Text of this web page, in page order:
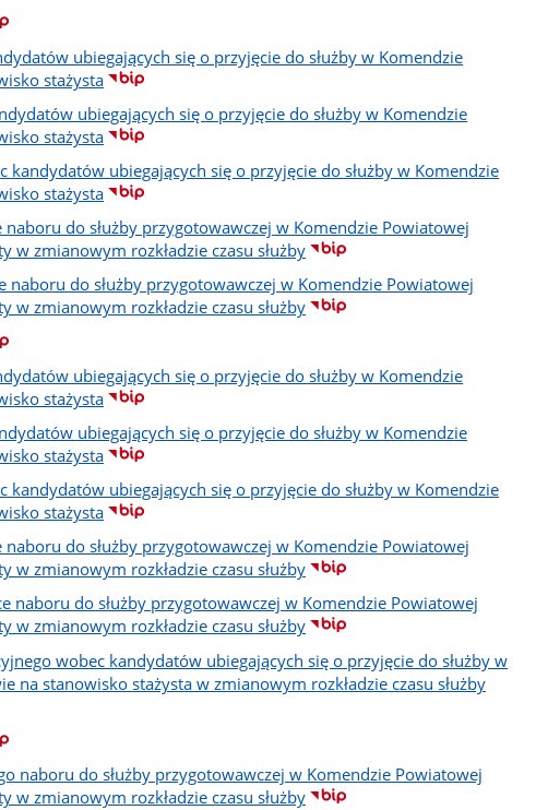
ubiegających się o przyjęcie do służby w Komendzie
stażysta
ubiegających się o przyjęcie do służby w Komendzie
stażysta
ubiegających się o przyjęcie do służby w Komendzie
stażysta
do służby przygotowawczej w Komendzie Powiatowej
w zmianowym rozkładzie czasu służby
do służby przygotowawczej w Komendzie Powiatowej
w zmianowym rozkładzie czasu służby
ubiegających się o przyjęcie do służby w Komendzie
stażysta
ubiegających się o przyjęcie do służby w Komendzie
stażysta
ubiegających się o przyjęcie do służby w Komendzie
stażysta
do służby przygotowawczej w Komendzie Powiatowej
w zmianowym rozkładzie czasu służby
naboru do służby przygotowawczej w Komendzie Powiatowej
w zmianowym rozkładzie czasu służby
wobec kandydatów ubiegających się o przyjęcie do służby w
stanowisko stażysta w zmianowym rozkładzie czasu służby
naboru do służby przygotowawczej w Komendzie Powiatowej
w zmianowym rozkładzie czasu służby